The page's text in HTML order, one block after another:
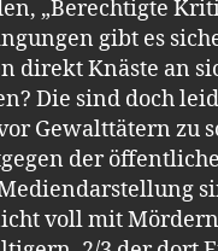
„Berechtigte
gibt es
direkt Knäste an
Die sind doch
Gewalttätern zu
der
voll mit